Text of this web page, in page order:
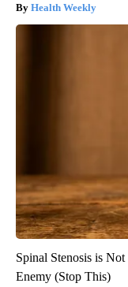
Health Weekly
Spinal Stenosis is
Enemy (Stop This)